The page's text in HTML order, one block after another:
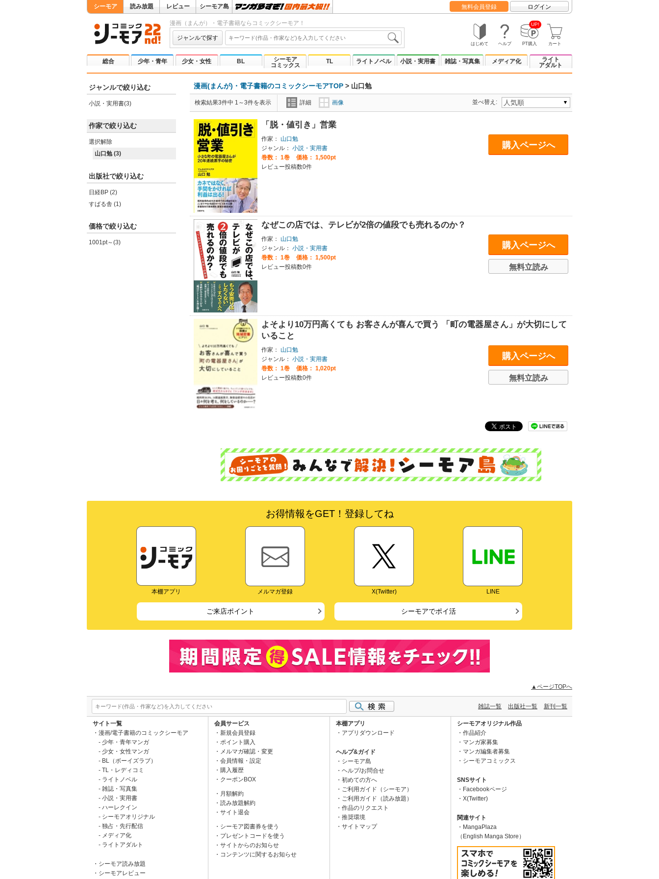
シーモア 読み放題 レビュー シーモア島 無料会員登録 ログイン
漫画（まんが）・電子書籍ならコミックシーモア！
ジャンルで探す
はじめて ヘルプ
UP!
PT購入 カート
総合 少年・青年 少女・女性 BL
シーモア
コミックス
TL ライトノベル 小説・実用書 雑誌・写真集 メディア化
ライト
アダルト
ジャンルで絞り込む
小説・実用書(3)
作家で絞り込む
選択解除
山口勉 (3)
出版社で絞り込む
日経BP (2)
すばる舎 (1)
価格で絞り込む
1001pt～(3)
漫画(まんが)・電子書籍のコミックシーモアTOP > 山口勉
検索結果3件中 1～3件を表示 詳細 画像 並べ替え:
「脱・値引き」営業
作家：
山口勉
ジャンル： 小説・実用書
巻数： 1巻
価格： 1,500pt
レビュー投稿数0件
購入ページへ
なぜこの店では、テレビが2倍の値段でも売れるのか？
作家：
山口勉
ジャンル： 小説・実用書
巻数： 1巻
価格： 1,500pt
レビュー投稿数0件
購入ページへ
無料立読み
よそより10万円高くても お客さんが喜んで買う 「町の電器屋さん」が大切にして
いること
作家：
山口勉
ジャンル： 小説・実用書
巻数： 1巻
価格： 1,020pt
レビュー投稿数0件
購入ページへ
無料立読み
お得情報をGET！登録してね
本棚アプリ メルマガ登録 X(Twitter) LINE
ご来店ポイント シーモアでポイ活
▲ページTOPへ
雑誌一覧 出版社一覧 新刊一覧
サイト一覧
漫画/電子書籍のコミックシーモア
少年・青年マンガ
少女・女性マンガ
BL（ボーイズラブ）
TL・レディコミ
ライトノベル
雑誌・写真集
小説・実用書
ハーレクイン
シーモアオリジナル
独占・先行配信
メディア化
ライトアダルト
シーモア読み放題
シーモアレビュー
会員サービス
新規会員登録
ポイント購入
メルマガ確認・変更
会員情報・設定
購入履歴
クーポンBOX
月額解約
読み放題解約
サイト退会
シーモア図書券を使う
プレゼントコードを使う
サイトからのお知らせ
コンテンツに関するお知らせ
本棚アプリ
アプリダウンロード
ヘルプ&ガイド
シーモア島
ヘルプ/お問合せ
初めての方へ
ご利用ガイド（シーモア）
ご利用ガイド（読み放題）
作品のリクエスト
推奨環境
サイトマップ
シーモアオリジナル作品
作品紹介
マンガ家募集
マンガ編集者募集
シーモアコミックス
SNSサイト
Facebookページ
X(Twitter)
関連サイト
MangaPlaza
（English Manga Store）